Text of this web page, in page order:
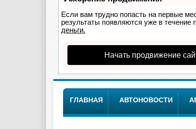
Если вам трудно попасть на первые
результаты появляются уже в течение
деньги.
Начать продвижение
ГЛАВНАЯ АВТОНОВОСТИ